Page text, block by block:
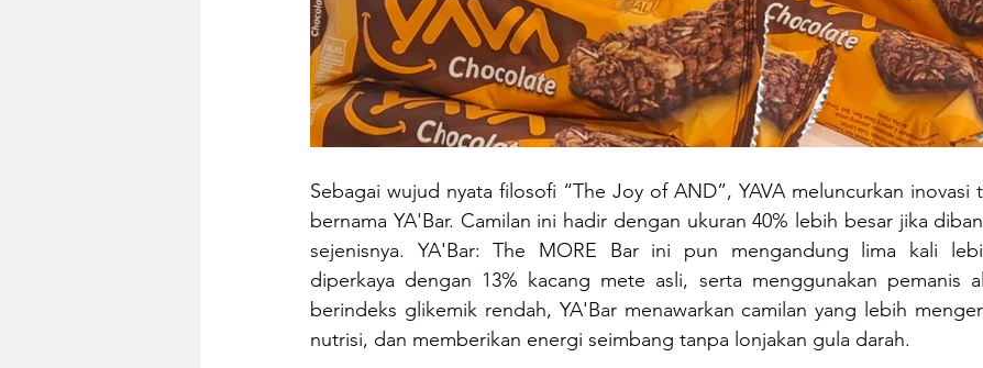
Sebagai wujud nyata filosofi “The Joy of AND”, YAVA meluncurkan inovasi
bernama YA'Bar. Camilan ini hadir dengan ukuran 40% lebih besar jika
sejenisnya. YA'Bar: The MORE Bar ini pun mengandung lima kali
diperkaya dengan 13% kacang mete asli, serta menggunakan pemanis
berindeks glikemik rendah, YA'Bar menawarkan camilan yang lebih
nutrisi, dan memberikan energi seimbang tanpa lonjakan gula darah.